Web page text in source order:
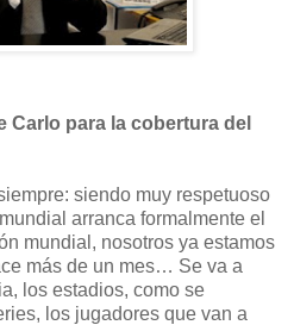
Carlo para la cobertura del
siendo muy respetuoso
arranca formalmente el
mundial, nosotros ya estamos
más de un mes… Se va a
los estadios, como se
los jugadores que van a